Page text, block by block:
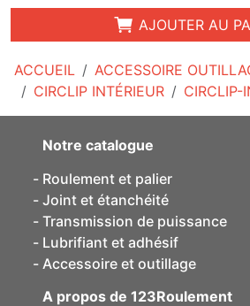
ACCUEIL ACCESSOIRE
CIRCLIP INTÉRIEUR
CIRCLIP-
AJOUTER AU
Notre catalogue
Roulement et palier
Joint et étanchéité
Transmission de puissance
Lubrifiant et adhésif
Accessoire et outillage
A propos de 123Roulement